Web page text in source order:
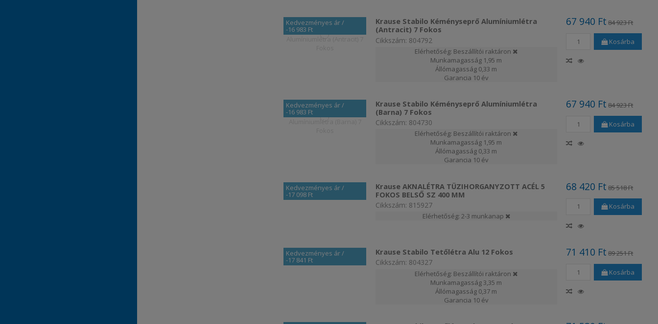
Kedvezményes ár/
-16 983 Ft
Krause Stabilo Kéményseprő Alumíniumlétra
(Antracit) 7 Fokos
Cikkszám: 804792
Elérhetőség: Beszállítói raktáron
Munkamagasság 1,95 m
Állómagasság 0,33 m
Garancia 10 év
67 940 Ft 84 923 Ft
Kosárba
Kedvezményes ár/
-16 983 Ft
Krause Stabilo Kéményseprő Alumíniumlétra
(Barna) 7 Fokos
Cikkszám: 804730
Elérhetőség: Beszállítói raktáron
Munkamagasság 1,95 m
Állómagasság 0,33 m
Garancia 10 év
67 940 Ft 84 923 Ft
Kosárba
Kedvezményes ár/
-17 098 Ft
Krause AKNALÉTRA TÜZIHORGANYZOTT ACÉL 5
FOKOS BELSŐ SZ 400 MM
Cikkszám: 815927
Elérhetőség: 2-3 munkanap
68 420 Ft 85 518 Ft
Kosárba
Kedvezményes ár/
-17 841 Ft
Krause Stabilo Tetőlétra Alu 12 Fokos
Cikkszám: 804327
Elérhetőség: Beszállítói raktáron
Munkamagasság 3,35 m
Állómagasság 0,37 m
Garancia 10 év
71 410 Ft 89 251 Ft
Kosárba